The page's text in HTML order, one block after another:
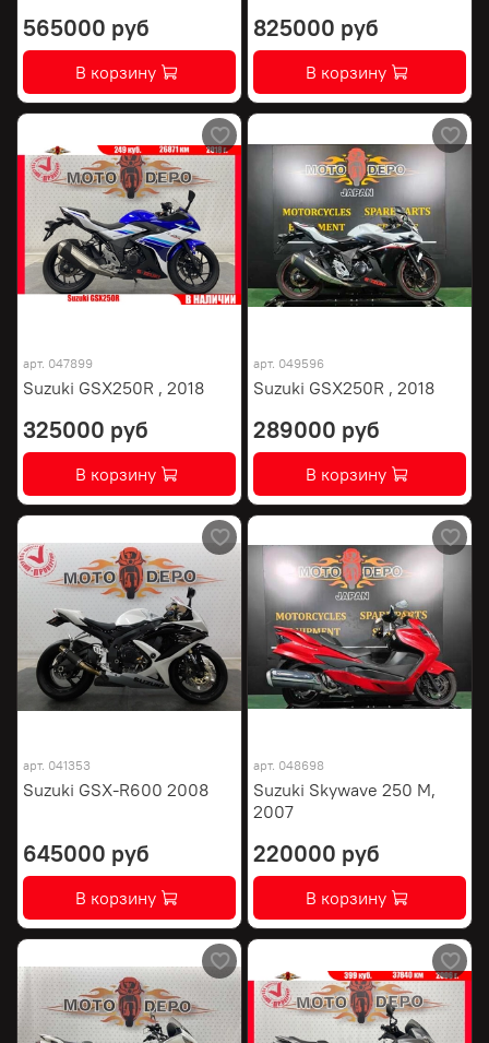
565000 руб
В корзину
825000 руб
В корзину
арт. 047899
Suzuki GSX250R , 2018
325000 руб
В корзину
арт. 049596
Suzuki GSX250R , 2018
289000 руб
В корзину
арт. 041353
Suzuki GSX-R600 2008
645000 руб
В корзину
арт. 048698
Suzuki Skywave 250 M,
2007
220000 руб
В корзину